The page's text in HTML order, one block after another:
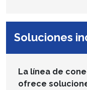
Soluciones
La línea de
ofrece